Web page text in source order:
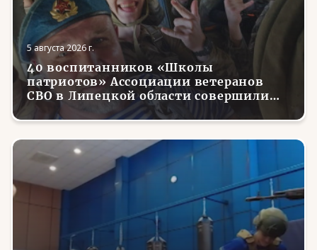
5 августа 2026 г.
40 воспитанников «Школы
патриотов» Ассоциации ветеранов
СВО в Липецкой области совершили
первые парашютные прыжки